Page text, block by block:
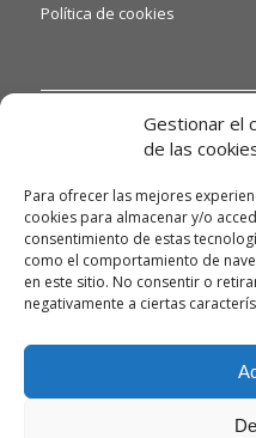
Gestionar el
de las
Para ofrecer las mejores
cookies para almacenar y/o
consentimiento de estas
como el comportamiento de
en este sitio. No consentir o
negativamente a ciertas
Política de cookies
INFORMACIÓN DE
reclamaciones, solo tiene
nosotros a través del
detallada.
Asimismo, si necesita